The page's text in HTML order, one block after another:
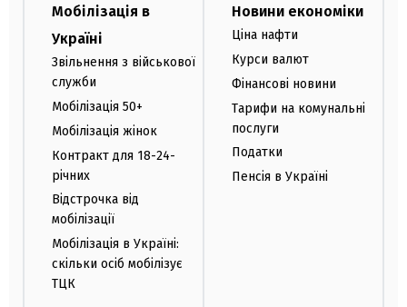
Мобілізація в
Україні
Звільнення з військової
служби
Мобілізація 50+
Мобілізація жінок
Контракт для 18-24-
річних
Відстрочка від
мобілізації
Мобілізація в Україні:
скільки осіб мобілізує
ТЦК
Новини економіки
Ціна нафти
Курси валют
Фінансові новини
Тарифи на комунальні
послуги
Податки
Пенсія в Україні